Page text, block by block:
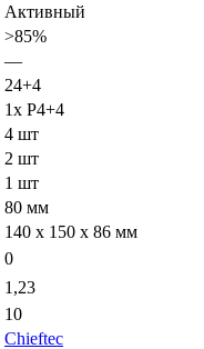
Активный
>85%
—
24+4
1x P4+4
4 шт
2 шт
1 шт
80 мм
140 x 150 x 86 мм
0
1,23
10
Chieftec